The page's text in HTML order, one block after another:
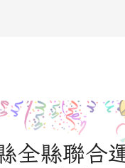
全縣聯合